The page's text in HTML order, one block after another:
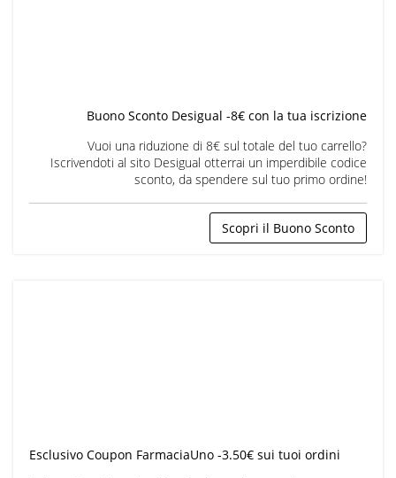
Buono Sconto Desigual -8€ con la tua iscrizione
Vuoi una riduzione di 8€ sul totale del tuo carrello?
Iscrivendoti al sito Desigual otterrai un imperdibile codice
sconto, da spendere sul tuo primo ordine!
Scopri il Buono Sconto
Esclusivo Coupon FarmaciaUno -3.50€ sui tuoi ordini